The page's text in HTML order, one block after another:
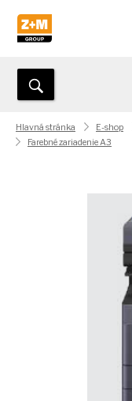
Hlavná stránka E-shop
Farebné zariadenie A3